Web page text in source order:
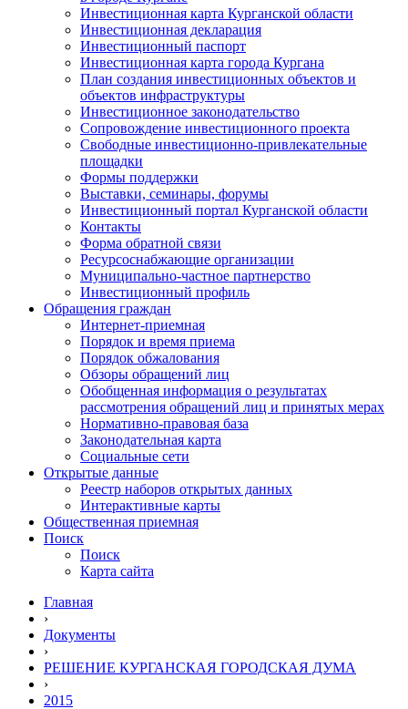
Инвестиционная карта Курганской области
Инвестиционная декларация
Инвестиционный паспорт
Инвестиционная карта города Кургана
План создания инвестиционных объектов и
объектов инфраструктуры
Инвестиционное законодательство
Сопровождение инвестиционного проекта
Свободные инвестиционно-привлекательные
площадки
Формы поддержки
Выставки, семинары, форумы
Инвестиционный портал Курганской области
Контакты
Форма обратной связи
Ресурсоснабжающие организации
Муниципально-частное партнерство
Инвестиционный профиль
Обращения граждан
Интернет-приемная
Порядок и время приема
Порядок обжалования
Обзоры обращений лиц
Обобщенная информация о результатах
рассмотрения обращений лиц и принятых мерах
Нормативно-правовая база
Законодательная карта
Социальные сети
Открытые данные
Реестр наборов открытых данных
Интерактивные карты
Общественная приемная
Поиск
Поиск
Карта сайта
Главная
›
Документы
›
РЕШЕНИЕ КУРГАНСКАЯ ГОРОДСКАЯ ДУМА
›
2015